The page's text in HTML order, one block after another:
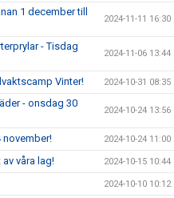
1 december till
2024-11-11 16:30
- Tisdag
2024-11-06 13:44
Vinter! 2024-10-31 08:35
- onsdag 30
2024-10-24 13:56
2024-10-24 11:00
våra lag! 2024-10-15 10:44
2024-10-10 10:12